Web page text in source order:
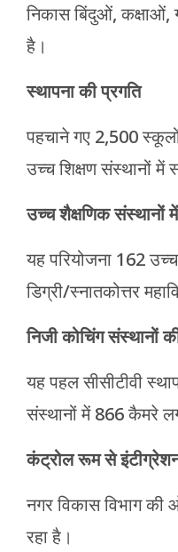
निकास बिंदुओं, कक्षाओं,
है।
स्थापना की प्रगति
पहचाने गए 2,500
उच्च शिक्षण संस्थानों
उच्च शैक्षणिक संस्थानों
यह परियोजना 162
डिग्री/स्नातकोत्तर
निजी कोचिंग संस्थानों
यह पहल सीसीटीवी
संस्थानों में 866 कैमरे
कंट्रोल रूम से
नगर विकास विभाग की
रहा है।